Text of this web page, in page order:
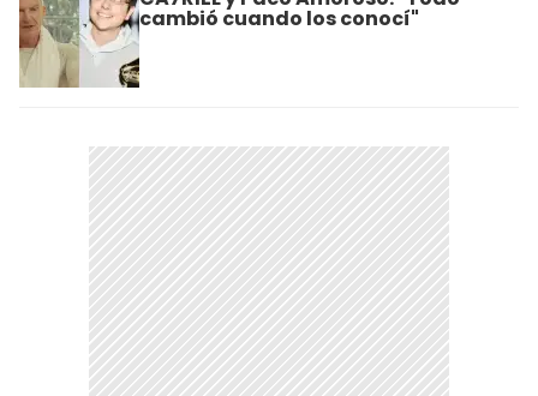
cambió cuando los conocí"